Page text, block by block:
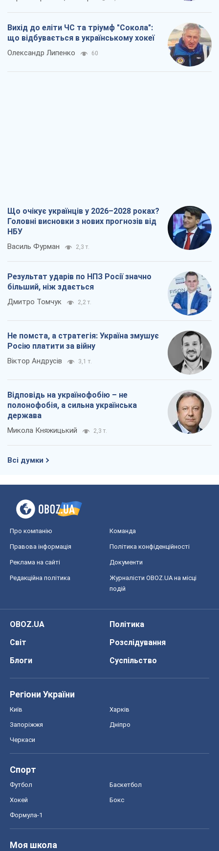
Вихід до еліти ЧС та тріумф "Сокола":
що відбувається в українському хокеї
Олександр Липенко 60
Що очікує українців у 2026–2028 роках?
Головні висновки з нових прогнозів від
НБУ
Василь Фурман 2,3 т.
Результат ударів по НПЗ Росії значно
більший, ніж здається
Дмитро Томчук 2,2 т.
Не помста, а стратегія: Україна змушує
Росію платити за війну
Віктор Андрусів 3,1 т.
Відповідь на українофобію – не
полонофобія, а сильна українська
держава
Микола Княжицький 2,3 т.
Всі думки
Про компанію Команда
Правова інформація Політика конфіденційності
Реклама на сайті Документи
Редакційна політика
Журналісти OBOZ.UA на місці
подій
OBOZ.UA
Політика
Світ
Розслідування
Блоги
Суспільство
Регіони України
Київ Харків
Запоріжжя Дніпро
Черкаси
Спорт
Футбол Баскетбол
Хокей Бокс
Формула-1
Моя школа